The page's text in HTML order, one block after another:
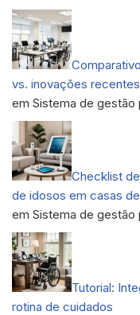
vs. inovações
em Sistema de gestão
Checklist
de idosos em casas
em Sistema de gestão
Tutorial:
rotina de cuidados